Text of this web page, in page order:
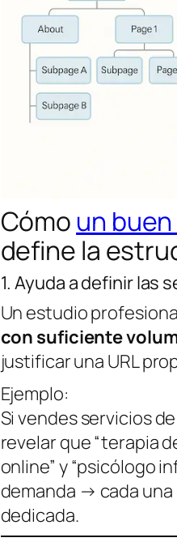
Cómo un
define la
1. Ayuda a definir las
Un estudio
con suficiente
justificar una URL
Ejemplo:
Si vendes servicios
revelar que “terapia
online” y “psicólogo
demanda → cada
dedicada.